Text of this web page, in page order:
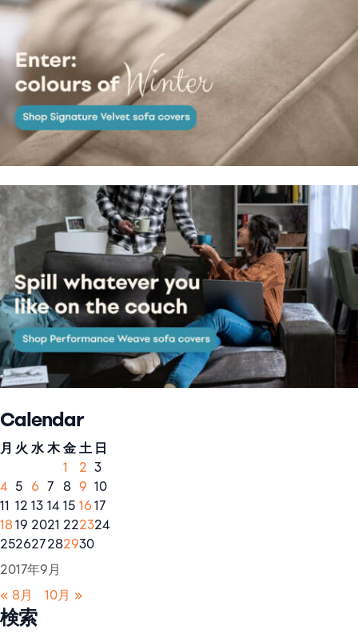
Calendar
2017年9月
月 火 水 木 金 土 日
1
2 3
4 5 6 7 8 9 10
11 12 13 14 15 16 17
1819 2021 222324
252627282930
« 8月 10月 »
検索